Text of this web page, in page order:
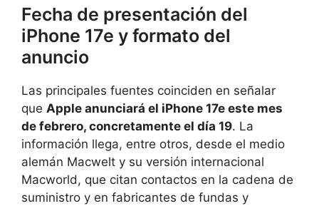
Fecha de presentación del
iPhone 17e y formato del
anuncio
Las principales fuentes coinciden en señalar
que Apple anunciará el iPhone 17e este mes
de febrero, concretamente el día 19. La
información llega, entre otros, desde el medio
alemán Macwelt y su versión internacional
Macworld, que citan contactos en la cadena de
suministro y en fabricantes de fundas y